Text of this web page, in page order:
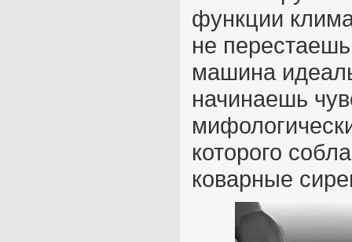
функции
не
машина
начинаешь
которого
коварные